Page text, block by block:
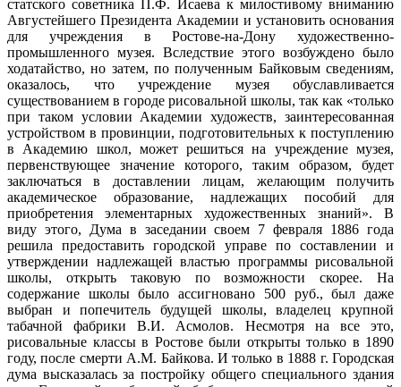
статского советника П.Ф. Исаева к милостивому вниманию
Августейшего Президента Академии и установить основания
для учреждения в Ростове-на-Дону художественно-
промышленного музея. Вследствие этого возбуждено было
ходатайство, но затем, по полученным Байковым сведениям,
оказалось, что учреждение музея обуславливается
существованием в городе рисовальной школы, так как «только
при таком условии Академии художеств, заинтересованная
устройством в провинции, подготовительных к поступлению
в Академию школ, может решиться на учреждение музея,
первенствующее значение которого, таким образом, будет
заключаться в доставлении лицам, желающим получить
академическое образование, надлежащих пособий для
приобретения элементарных художественных знаний». В
виду этого, Дума в заседании своем 7 февраля 1886 года
решила предоставить городской управе по составлении и
утверждении надлежащей властью программы рисовальной
школы, открыть таковую по возможности скорее. На
содержание школы было ассигновано 500 руб., был даже
выбран и попечитель будущей школы, владелец крупной
табачной фабрики В.И. Асмолов. Несмотря на все это,
рисовальные классы в Ростове были открыты только в 1890
году, после смерти А.М. Байкова. И только в 1888 г. Городская
дума высказалась за постройку общего специального здания